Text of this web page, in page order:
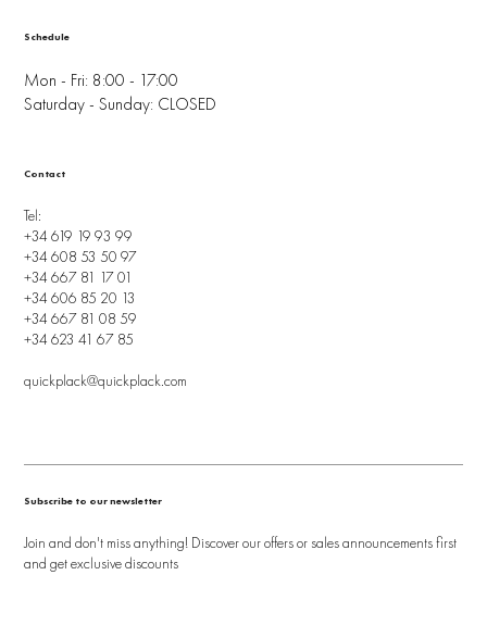
Mon - Fri: 8:00 - 17:00
Saturday - Sunday: CLOSED
Schedule
Tel:
+34 619 19 93 99
+34 608 53 50 97
+34 667 81 17 01
+34 606 85 20 13
+34 667 81 08 59
+34 623 41 67 85
quickplack@quickplack.com
Contact
Subscribe to our newsletter
Join and don't miss anything! Discover our offers or sales announcements first
and get exclusive discounts